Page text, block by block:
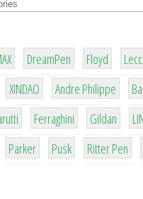
1
DreamPen
2
Floyd
3
XINDAO
1
Andre Philippe
299 4
Ferraghini
42
Gildan
6
Parker
2
Pusk
22
Ritter Pen